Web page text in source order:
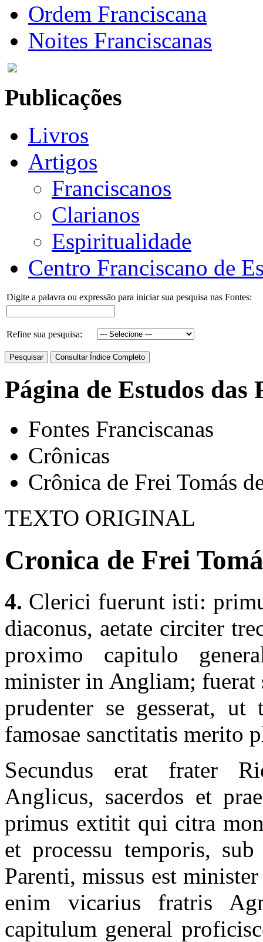
Ordem Franciscana
Noites Franciscanas
Publicações
Livros
Artigos
Franciscanos
Clarianos
Espiritualidade
Centro Franciscano de
Digite a palavra ou expressão para iniciar sua pesquisa nas Fontes:
Refine sua pesquisa:
Página de Estudos das
Fontes Franciscanas
Crônicas
Crônica de Frei Tomás
TEXTO ORIGINAL
Cronica de Frei
4. Clerici fuerunt isti:
diaconus, aetate circiter
proximo capitulo
minister in Angliam; fuerat
prudenter se gesserat, ut
famosae sanctitatis merito
Secundus erat frater
Anglicus, sacerdos et
primus extitit qui citra
et processu temporis,
Parenti, missus est
enim vicarius fratris
capitulum general